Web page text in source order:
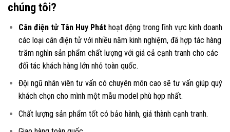
chúng tôi?
Cân điện tử Tân Huy Pháthoạt động trong lĩnh vực kinh doanh
các loại cân điện tửvới nhiều năm kinh nghiệm, đã hợp tác hàng
trăm nghìn sản phẩm chất lượng với giá cả cạnh tranh cho các
đối tác khách hàng lớn nhỏ toàn quốc.
Đội ngũ nhân viên tư vấn có chuyên môn cao sẽ tư vấn giúp quý
khách chọn cho mình một mẫu model phù hợp nhất.
Chất lượng sản phẩm tốt có bảo hành, giá thành cạnh tranh.